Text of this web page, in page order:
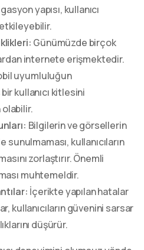
yapısı, kullanıcı
Günümüzde birçok
internete erişmektedir.
uyumluluğun
kullanıcı kitlesini
Bilgilerin ve görsellerin
kullanıcıların
zorlaştırır. Önemli
muhtemeldir.
İçerikte yapılan hatalar
kullanıcıların güvenini sarsar
düşürür.